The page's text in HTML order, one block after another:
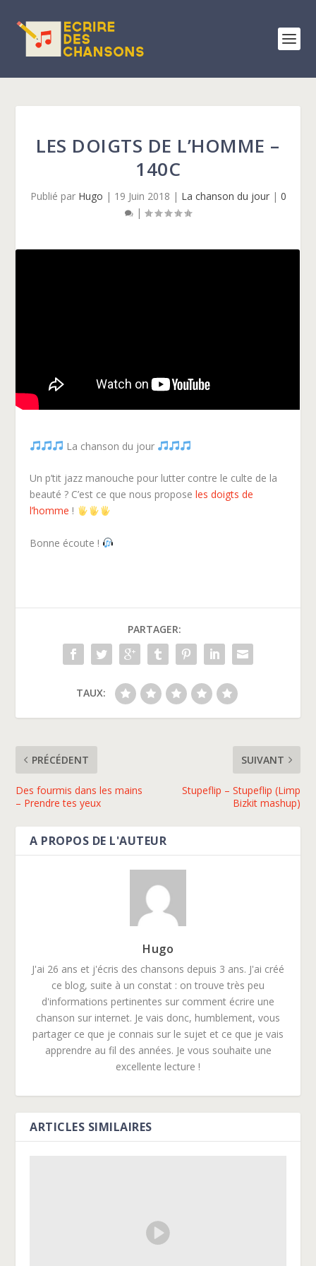
LES DOIGTS DE L’HOMME –
140C
Publié par Hugo | 19 Juin 2018 | La chanson du jour| 0
|
La chanson du jour
Un p’tit jazz manouche pour lutter contre le culte de la
beauté ? C’est ce que nous proposeles doigts de
l’homme !
Bonne écoute !
PARTAGER:
TAUX:
PRÉCÉDENT
Des fourmis dans les mains
– Prendre tes yeux
SUIVANT
Stupeflip – Stupeflip (Limp
Bizkit mashup)
A PROPOS DE L'AUTEUR
Hugo
J'ai 26 ans et j'écris des chansons depuis 3 ans. J'ai créé
ce blog, suite à un constat : on trouve très peu
d'informations pertinentes sur comment écrire une
chanson sur internet. Je vais donc, humblement, vous
partager ce que je connais sur le sujet et ce que je vais
apprendre au fil des années. Je vous souhaite une
excellente lecture !
ARTICLES SIMILAIRES